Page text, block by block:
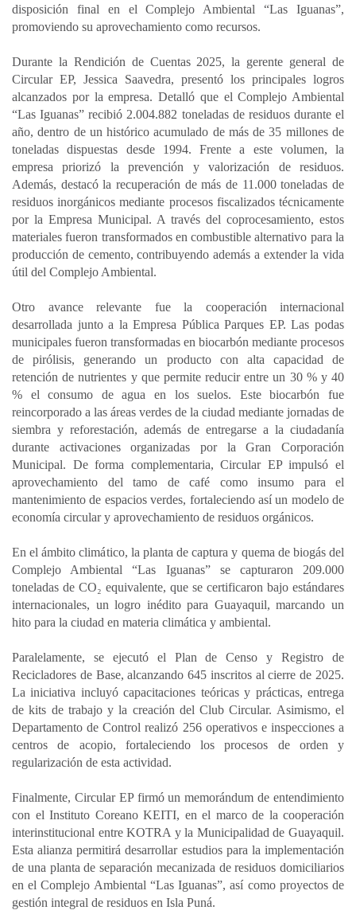
p
p
o
k
I
n
t
i
disposición final en el Complejo Ambiental “Las Iguanas”,
promoviendo su aprovechamiento como recursos.
Durante la Rendición de Cuentas 2025, la gerente general de
Circular EP, Jessica Saavedra, presentó los principales logros
alcanzados por la empresa. Detalló que el Complejo Ambiental
“Las Iguanas” recibió 2.004.882 toneladas de residuos durante el
año, dentro de un histórico acumulado de más de 35 millones de
toneladas dispuestas desde 1994. Frente a este volumen, la
empresa priorizó la prevención y valorización de residuos.
Además, destacó la recuperación de más de 11.000 toneladas de
residuos inorgánicos mediante procesos fiscalizados técnicamente
por la Empresa Municipal. A través del coprocesamiento, estos
materiales fueron transformados en combustible alternativo para la
producción de cemento, contribuyendo además a extender la vida
útil del Complejo Ambiental.
Otro avance relevante fue la cooperación internacional
desarrollada junto a la Empresa Pública Parques EP. Las podas
municipales fueron transformadas en biocarbón mediante procesos
de pirólisis, generando un producto con alta capacidad de
retención de nutrientes y que permite reducir entre un 30 % y 40
% el consumo de agua en los suelos. Este biocarbón fue
reincorporado a las áreas verdes de la ciudad mediante jornadas de
siembra y reforestación, además de entregarse a la ciudadanía
durante activaciones organizadas por la Gran Corporación
Municipal. De forma complementaria, Circular EP impulsó el
aprovechamiento del tamo de café como insumo para el
mantenimiento de espacios verdes, fortaleciendo así un modelo de
economía circular y aprovechamiento de residuos orgánicos.
En el ámbito climático, la planta de captura y quema de biogás del
Complejo Ambiental “Las Iguanas” se capturaron 209.000
toneladas de CO₂ equivalente, que se certificaron bajo estándares
internacionales, un logro inédito para Guayaquil, marcando un
hito para la ciudad en materia climática y ambiental.
Paralelamente, se ejecutó el Plan de Censo y Registro de
Recicladores de Base, alcanzando 645 inscritos al cierre de 2025.
La iniciativa incluyó capacitaciones teóricas y prácticas, entrega
de kits de trabajo y la creación del Club Circular. Asimismo, el
Departamento de Control realizó 256 operativos e inspecciones a
centros de acopio, fortaleciendo los procesos de orden y
regularización de esta actividad.
Finalmente, Circular EP firmó un memorándum de entendimiento
con el Instituto Coreano KEITI, en el marco de la cooperación
interinstitucional entre KOTRA y la Municipalidad de Guayaquil.
Esta alianza permitirá desarrollar estudios para la implementación
de una planta de separación mecanizada de residuos domiciliarios
en el Complejo Ambiental “Las Iguanas”, así como proyectos de
gestión integral de residuos en Isla Puná.